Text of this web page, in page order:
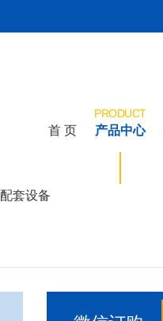
HOME
首 页
PRODUCT
产品中心
配套设备